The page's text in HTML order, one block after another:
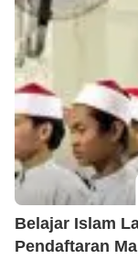
Belajar Islam
Pendaftaran